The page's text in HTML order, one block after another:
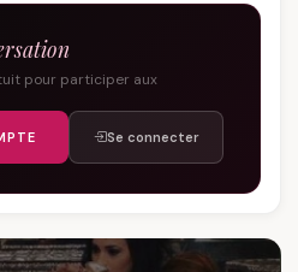
pour participer aux
Se connecter